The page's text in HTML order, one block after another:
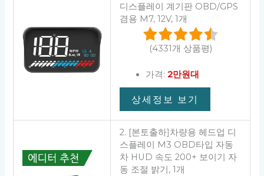
디스플레이 계기판 OBD/GPS
겸용 M7, 12V, 1개
(4331개 상품평)
가격: 2만원대
상세정보 보기
2. [본토출하]차량용 헤드업 디
스플레이 M3 OBD타입 자동
차 HUD 속도 200+ 보이기 자
동 조절 밝기, 1개